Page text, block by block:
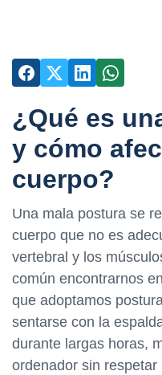
¿Qué es
y cómo
cuerpo?
Una mala postura se
cuerpo que no es
vertebral y los
común encontrarnos
que adoptamos
sentarse con la
durante largas horas,
ordenador sin